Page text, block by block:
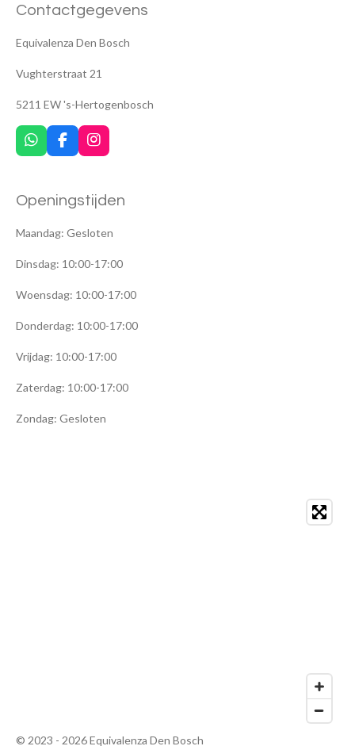
Contactgegevens
Equivalenza Den Bosch
Vughterstraat 21
5211 EW 's-Hertogenbosch
W
h
s
p
F
a
b
o
I
n
a
r
m
Openingstijden
Maandag: Gesloten
Dinsdag: 10:00-17:00
Woensdag: 10:00-17:00
Donderdag: 10:00-17:00
Vrijdag: 10:00-17:00
Zaterdag: 10:00-17:00
Zondag: Gesloten
© 2023 - 2026 Equivalenza Den Bosch